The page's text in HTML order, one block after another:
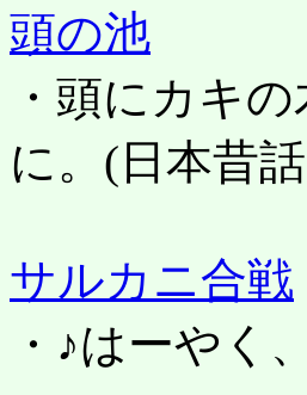
頭の池
・頭にカキ
に。 (日本昔
サルカニ合戦
・♪はーやく